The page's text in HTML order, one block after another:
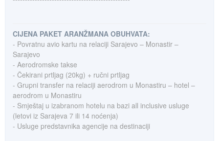
CIJENA PAKET ARANŽMANA OBUHVATA:
- Povratnu avio kartu na relaciji Sarajevo – Monastir –
Sarajevo
- Aerodromske takse
- Čekirani prtljag (20kg) + ručni prtljag
- Grupni transfer na relaciji aerodrom u Monastiru – hotel –
aerodrom u Monastiru
- Smještaj u izabranom hotelu na bazi all inclusive usluge
(letovi iz Sarajeva 7 ili 14 noćenja)
- Usluge predstavnika agencije na destinaciji